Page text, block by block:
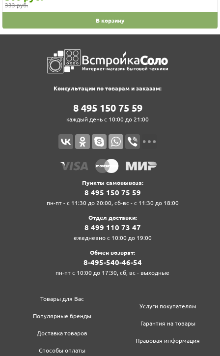
333 руб.
В корзину
Консультации по товарам и заказам:
8‍ 4‍9‍5‍ 1‍5‍0‍ 7‍5‍ 5‍9‍
каждый день с 10:00 до 21:00
Пункты самовывоза:
8‍ 4‍9‍5‍ 1‍5‍0‍ 7‍5‍ 5‍9‍
пн-пт - с 11:30 до 20:00, сб-вс - с 11:30 до 18:00
Отдел доставки:
8‍ 4‍9‍9‍ 1‍1‍0‍ 7‍3‍ 4‍7‍
ежедневно с 10:00 до 19:00
Обмен возврат:
8‍-4‍9‍5‍-5‍4‍0‍-4‍6‍-5‍4‍
пн-пт с 10:00 до 17:30, сб, вс - выходные
Товары для Вас
Популярные бренды
Доставка товаров
Способы оплаты
Услуги покупателям
Гарантия на товары
Правовая информация